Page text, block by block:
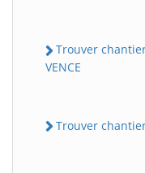
Trouver
VENCE
Trouver